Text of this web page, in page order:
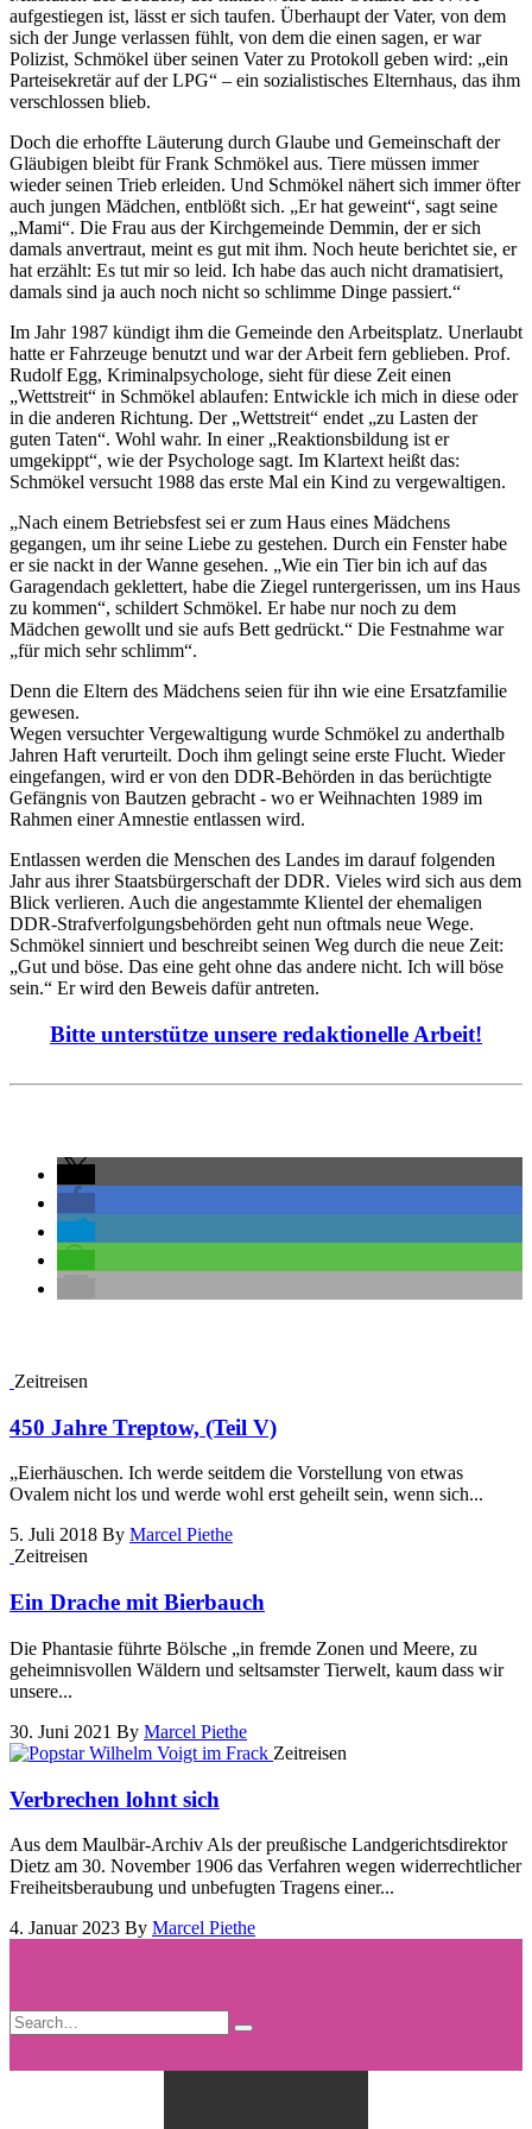
aufgestiegen ist, lässt er sich taufen. Überhaupt der Vater, von dem
sich der Junge verlassen fühlt, von dem die einen sagen, er war
Polizist, Schmökel über seinen Vater zu Protokoll geben wird: „ein
Parteisekretär auf der LPG“ – ein sozialistisches Elternhaus, das ihm
verschlossen blieb.
Doch die erhoffte Läuterung durch Glaube und Gemeinschaft der
Gläubigen bleibt für Frank Schmökel aus. Tiere müssen immer
wieder seinen Trieb erleiden. Und Schmökel nähert sich immer öfter
auch jungen Mädchen, entblößt sich. „Er hat geweint“, sagt seine
„Mami“. Die Frau aus der Kirchgemeinde Demmin, der er sich
damals anvertraut, meint es gut mit ihm. Noch heute berichtet sie, er
hat erzählt: Es tut mir so leid. Ich habe das auch nicht dramatisiert,
damals sind ja auch noch nicht so schlimme Dinge passiert.“
Im Jahr 1987 kündigt ihm die Gemeinde den Arbeitsplatz. Unerlaubt
hatte er Fahrzeuge benutzt und war der Arbeit fern geblieben. Prof.
Rudolf Egg, Kriminalpsychologe, sieht für diese Zeit einen
„Wettstreit“ in Schmökel ablaufen: Entwickle ich mich in diese oder
in die anderen Richtung. Der „Wettstreit“ endet „zu Lasten der
guten Taten“. Wohl wahr. In einer „Reaktionsbildung ist er
umgekippt“, wie der Psychologe sagt. Im Klartext heißt das:
Schmökel versucht 1988 das erste Mal ein Kind zu vergewaltigen.
„Nach einem Betriebsfest sei er zum Haus eines Mädchens
gegangen, um ihr seine Liebe zu gestehen. Durch ein Fenster habe
er sie nackt in der Wanne gesehen. „Wie ein Tier bin ich auf das
Garagendach geklettert, habe die Ziegel runtergerissen, um ins Haus
zu kommen“, schildert Schmökel. Er habe nur noch zu dem
Mädchen gewollt und sie aufs Bett gedrückt.“ Die Festnahme war
„für mich sehr schlimm“.
Denn die Eltern des Mädchens seien für ihn wie eine Ersatzfamilie
gewesen.
Wegen versuchter Vergewaltigung wurde Schmökel zu anderthalb
Jahren Haft verurteilt. Doch ihm gelingt seine erste Flucht. Wieder
eingefangen, wird er von den DDR-Behörden in das berüchtigte
Gefängnis von Bautzen gebracht - wo er Weihnachten 1989 im
Rahmen einer Amnestie entlassen wird.
Entlassen werden die Menschen des Landes im darauf folgenden
Jahr aus ihrer Staatsbürgerschaft der DDR. Vieles wird sich aus dem
Blick verlieren. Auch die angestammte Klientel der ehemaligen
DDR-Strafverfolgungsbehörden geht nun oftmals neue Wege.
Schmökel sinniert und beschreibt seinen Weg durch die neue Zeit:
„Gut und böse. Das eine geht ohne das andere nicht. Ich will böse
sein.“ Er wird den Beweis dafür antreten.
Bitte unterstütze unsere redaktionelle Arbeit!
Zeitreisen
450 Jahre Treptow, (Teil V)
„Eierhäuschen. Ich werde seitdem die Vorstellung von etwas
Ovalem nicht los und werde wohl erst geheilt sein, wenn sich...
5. Juli 2018 By Marcel Piethe
Zeitreisen
Ein Drache mit Bierbauch
Die Phantasie führte Bölsche „in fremde Zonen und Meere, zu
geheimnisvollen Wäldern und seltsamster Tierwelt, kaum dass wir
unsere...
30. Juni 2021 By Marcel Piethe
Zeitreisen
Verbrechen lohnt sich
Aus dem Maulbär-Archiv Als der preußische Landgerichtsdirektor
Dietz am 30. November 1906 das Verfahren wegen widerrechtlicher
Freiheitsberaubung und unbefugten Tragens einer...
4. Januar 2023 By Marcel Piethe